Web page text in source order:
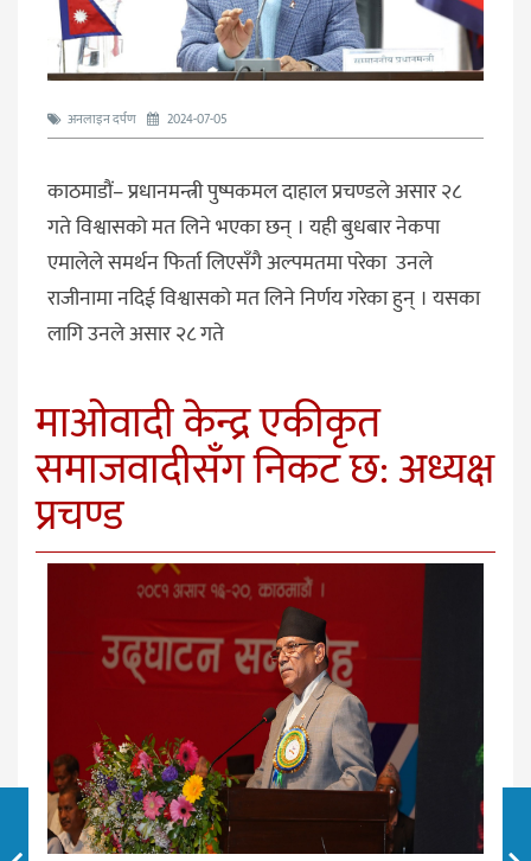
अनलाइन दर्पण 2024-07-05
काठमाडौं– प्रधानमन्त्री पुष्पकमल दाहाल प्रचण्डले असार २८
गते विश्वासको मत लिने भएका छन् । यही बुधबार नेकपा
एमालेले समर्थन फिर्ता लिएसँगै अल्पमतमा परेका उनले
राजीनामा नदिई विश्वासको मत लिने निर्णय गरेका हुन् । यसका
लागि उनले असार २८ गते
माओवादी केन्द्र एकीकृत
समाजवादीसँग निकट छ: अध्यक्ष
प्रचण्ड